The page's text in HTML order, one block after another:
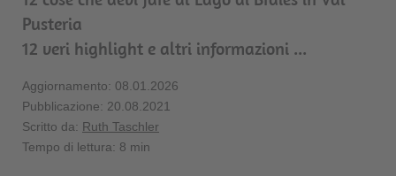
Pusteria
12 veri highlight e altri informazioni ...
Aggiornamento: 08.01.2026
Pubblicazione: 20.08.2021
Scritto da: Ruth Taschler
Tempo di lettura: 8 min